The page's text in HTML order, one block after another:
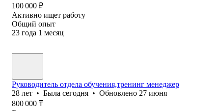
100 000 ₽
Активно ищет работу
Общий опыт
23 года 1 месяц
Руководитель отдела обучения,тренинг менеджер
28 лет • Была сегодня • Обновлено 27 июня
800 000 ₸